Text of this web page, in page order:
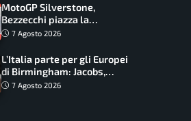
MotoGP Silverstone,
Bezzecchi piazza la
zampata: Aprilia domina,
7 Agosto 2026
L’Italia parte per gli Europei
di Birmingham: Jacobs,
Tamberi e Battocletti
7 Agosto 2026